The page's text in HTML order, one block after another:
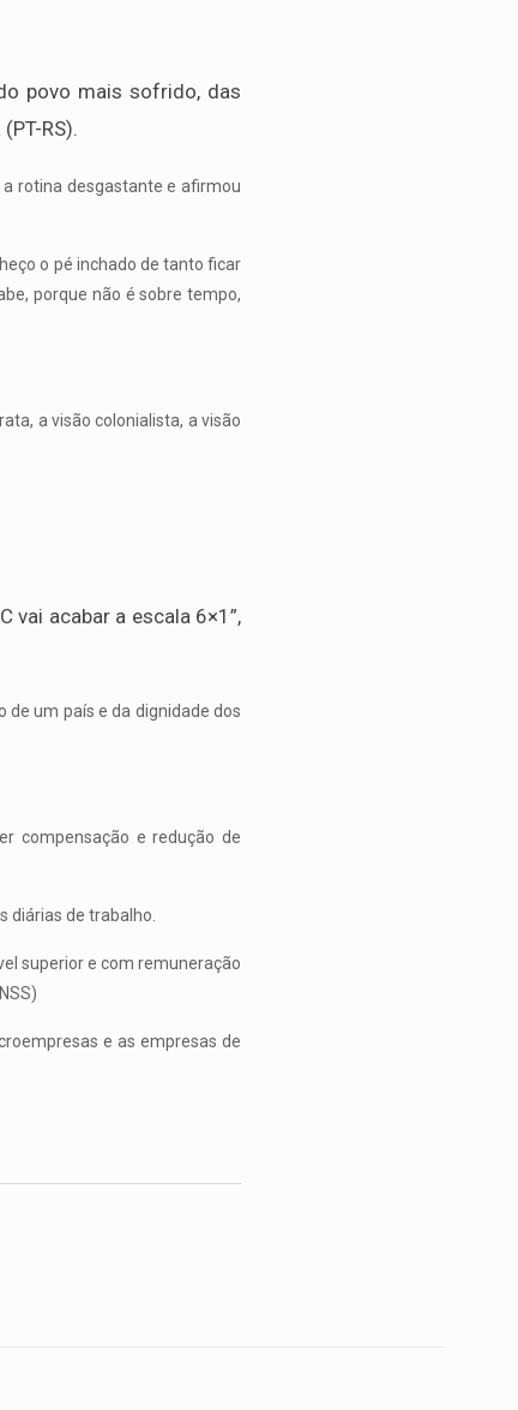
povo mais sofrido, das
RS).
rotina desgastante e afirmou
o pé inchado de tanto ficar
porque não é sobre tempo,
a visão colonialista, a visão
vai acabar a escala 6×1”,
de um país e da dignidade dos
compensação e redução de
diárias de trabalho.
superior e com remuneração
e as empresas de